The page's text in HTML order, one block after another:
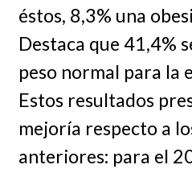
éstos, 8,3% una
Destaca que 41,4%
peso normal para la
Estos resultados
mejoría respecto a
anteriores: para el